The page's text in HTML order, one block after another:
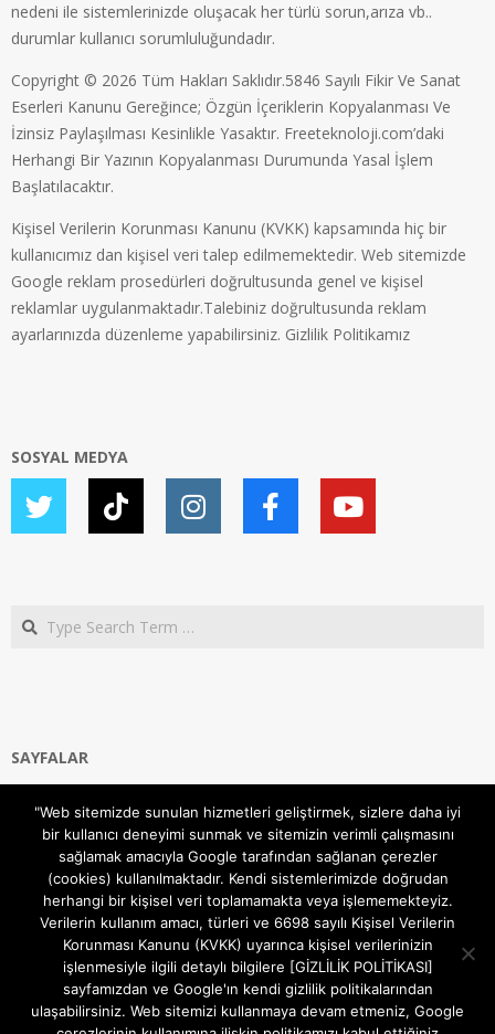
nedeni ile sistemlerinizde oluşacak her türlü sorun,arıza vb..
durumlar kullanıcı sorumluluğundadır.
Copyright © 2026 Tüm Hakları Saklıdır.5846 Sayılı Fikir Ve Sanat
Eserleri Kanunu Gereğince; Özgün İçeriklerin Kopyalanması Ve
İzinsiz Paylaşılması Kesinlikle Yasaktır. Freeteknoloji.com’daki
Herhangi Bir Yazının Kopyalanması Durumunda Yasal İşlem
Başlatılacaktır.
Kişisel Verilerin Korunması Kanunu (KVKK) kapsamında hiç bir
kullanıcımız dan kişisel veri talep edilmemektedir. Web sitemizde
Google reklam prosedürleri doğrultusunda genel ve kişisel
reklamlar uygulanmaktadır.Talebiniz doğrultusunda reklam
ayarlarınızda düzenleme yapabilirsiniz. Gizlilik Politikamız
SOSYAL MEDYA
Search
SAYFALAR
Gizlilik ve Çerezler (Cookies) Politikası
Hakkımızda
İletişim Kanalları
MODEM KURULUM
TEKNİK DESTEK
TELEVİZYON SİSTEMLERİ
"Web sitemizde sunulan hizmetleri geliştirmek, sizlere daha iyi
bir kullanıcı deneyimi sunmak ve sitemizin verimli çalışmasını
sağlamak amacıyla Google tarafından sağlanan çerezler
(cookies) kullanılmaktadır. Kendi sistemlerimizde doğrudan
herhangi bir kişisel veri toplamamakta veya işlememekteyiz.
Verilerin kullanım amacı, türleri ve 6698 sayılı Kişisel Verilerin
Korunması Kanunu (KVKK) uyarınca kişisel verilerinizin
işlenmesiyle ilgili detaylı bilgilere [GİZLİLİK POLİTİKASI]
sayfamızdan ve Google'ın kendi gizlilik politikalarından
ulaşabilirsiniz. Web sitemizi kullanmaya devam etmeniz, Google